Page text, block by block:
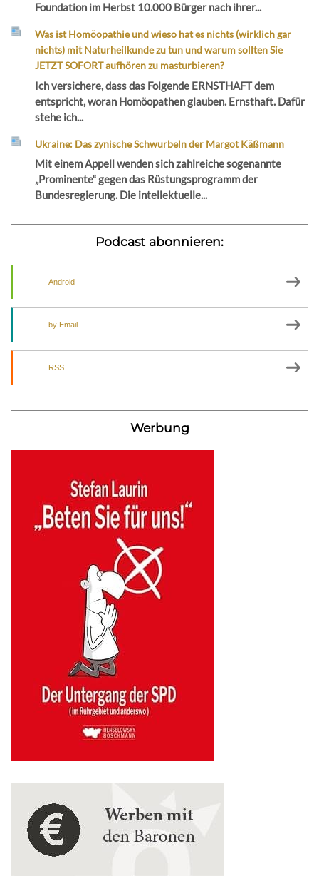
Foundation im Herbst 10.000 Bürger nach ihrer...
Was ist Homöopathie und wieso hat es nichts (wirklich gar
nichts) mit Naturheilkunde zu tun und warum sollten Sie
JETZT SOFORT aufhören zu masturbieren?
Ich versichere, dass das Folgende ERNSTHAFT dem
entspricht, woran Homöopathen glauben. Ernsthaft. Dafür
stehe ich...
Ukraine: Das zynische Schwurbeln der Margot Käßmann
Mit einem Appell wenden sich zahlreiche sogenannte
„Prominente“ gegen das Rüstungsprogramm der
Bundesregierung. Die intellektuelle...
Podcast abonnieren:
Android
by Email
RSS
Werbung